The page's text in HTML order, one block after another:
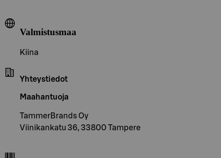
Valmistusmaa
Kiina
Yhteystiedot
Maahantuoja
TammerBrands Oy
Viinikankatu 36, 33800 Tampere